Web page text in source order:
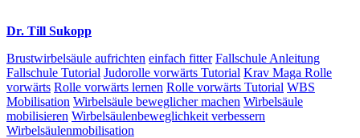
Dr. Till Sukopp
Brustwirbelsäule aufrichten einfach fitter Fallschule Anleitung
Fallschule Tutorial Judorolle vorwärts Tutorial Krav Maga Rolle
vorwärts Rolle vorwärts lernen Rolle vorwärts Tutorial WBS
Mobilisation Wirbelsäule beweglicher machen Wirbelsäule
mobilisieren Wirbelsäulenbeweglichkeit verbessern
Wirbelsäulenmobilisation